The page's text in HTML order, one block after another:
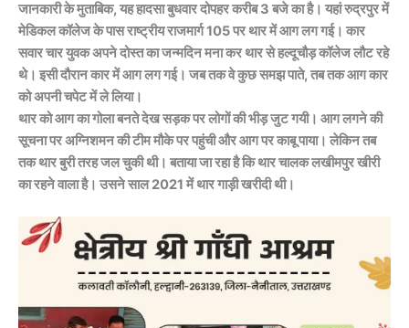
जानकारी के मुताबिक, यह हादसा बुधवार दोपहर करीब 3 बजे का है। यहां रुद्रपुर में
मेडिकल कॉलेज के पास राष्ट्रीय राजमार्ग 105 पर थार में आग लग गई। कार
सवार चार युवक अपने दोस्त का जन्मदिन मना कर थार से हल्दूचौड़ कॉलेज लौट रहे
थे। इसी दौरान कार में आग लग गई। जब तक वे कुछ समझ पाते, तब तक आग कार
को अपनी चपेट में ले लिया।
थार को आग का गोला बनते देख सड़क पर लोगों की भीड़ जुट गयी। आग लगने की
सूचना पर अग्निशमन की टीम मौके पर पहुंची और आग पर काबू पाया। लेकिन तब
तक थार बुरी तरह जल चुकी थी। बताया जा रहा है कि थार चालक लखीमपुर खीरी
का रहने वाला है। उसने साल 2021 में थार गाड़ी खरीदी थी।